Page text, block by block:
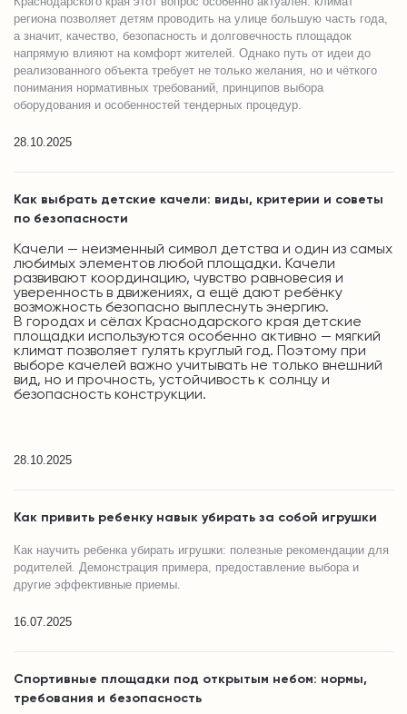
региона позволяет детям проводить на улице большую часть года,
а значит, качество, безопасность и долговечность площадок
напрямую влияют на комфорт жителей. Однако путь от идеи до
реализованного объекта требует не только желания, но и чёткого
понимания нормативных требований, принципов выбора
оборудования и особенностей тендерных процедур.
28.10.2025
Как выбрать детские качели: виды, критерии и советы
по безопасности
Качели — неизменный символ детства и один из самых
любимых элементов любой площадки. Качели
развивают координацию, чувство равновесия и
уверенность в движениях, а ещё дают ребёнку
возможность безопасно выплеснуть энергию.
В городах и сёлах Краснодарского края детские
площадки используются особенно активно — мягкий
климат позволяет гулять круглый год. Поэтому при
выборе качелей важно учитывать не только внешний
вид, но и прочность, устойчивость к солнцу и
безопасность конструкции.
28.10.2025
Как привить ребенку навык убирать за собой игрушки
Как научить ребенка убирать игрушки: полезные рекомендации для
родителей. Демонстрация примера, предоставление выбора и
другие эффективные приемы.
16.07.2025
Спортивные площадки под открытым небом: нормы,
требования и безопасность